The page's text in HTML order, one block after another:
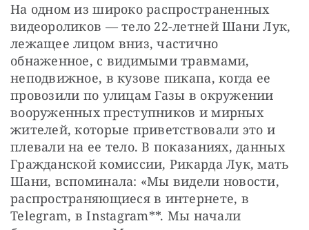
На одном из широко распространенных
видеороликов — тело 22-летней Шани Лук,
лежащее лицом вниз, частично
обнаженное, с видимыми травмами,
неподвижное, в кузове пикапа, когда ее
провозили по улицам Газы в окружении
вооруженных преступников и мирных
жителей, которые приветствовали это и
плевали на ее тело. В показаниях, данных
Гражданской комиссии, Рикарда Лук, мать
Шани, вспоминала: «Мы видели новости,
распространяющиеся в интернете, в
Telegram, в Instagram**. Мы начали